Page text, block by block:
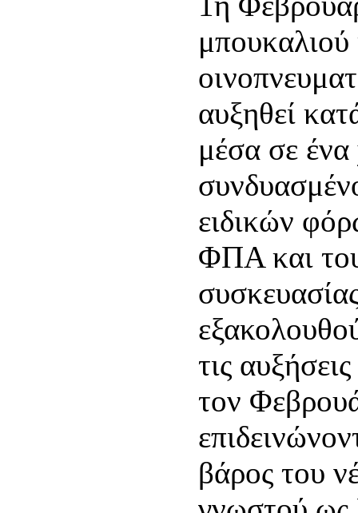
αυξηθεί
μέσα σε
ειδικών
ΦΠΑ και
τις
τον
βάρος του